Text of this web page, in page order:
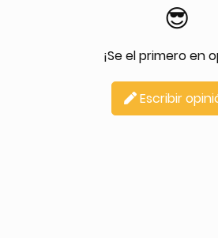
😎
¡Se el primero en
Escribir